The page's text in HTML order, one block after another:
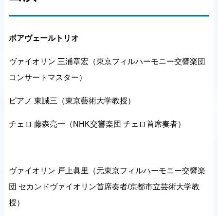
ボアヴェールトリオ
ヴァイオリン 三浦章宏（東京フィルハーモニー交響楽団
コンサートマスター）
ピアノ 東誠三（東京藝術大学教授）
チェロ 藤森亮一（NHK交響楽団 チェロ首席奏者）
ヴァイオリン 戸上眞里（元東京フィルハーモニー交響楽
団 セカンドヴァイオリン首席奏者/京都市立芸術大学教
授）